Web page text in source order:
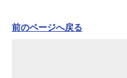
前のページへ戻る